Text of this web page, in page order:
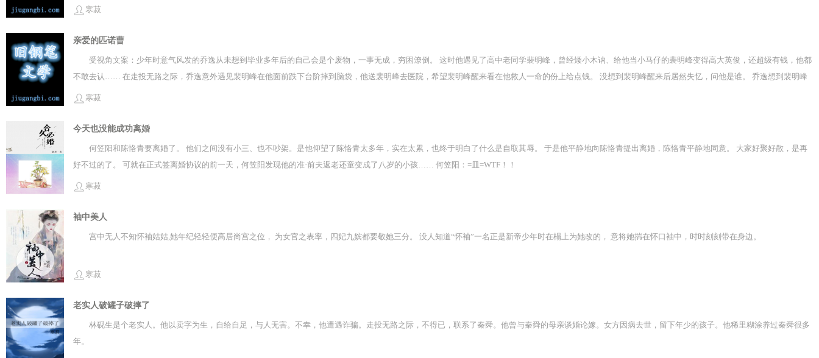
断断续续的梦。梦里他管晏白叫“少爷”，与他做了各种各样不知羞耻的事情。太那什么了，他不好意思和晏白说。*二皮脸纨绔少爷攻x热爱学习感情迟钝受。
寒菽
亲爱的匹诺曹
受视角文案：少年时意气风发的乔逸从未想到毕业多年后的自己会是个废物，一事无成，穷困潦倒。 这时他遇见了高中老同学裴明峰，曾经矮小木讷、给他当小马仔的裴明峰变得高大英俊，还超级有钱，他都
不敢去认…… 在走投无路之际，乔逸意外遇见裴明峰在他面前跌下台阶摔到脑袋，他送裴明峰去医院，希望裴明峰醒来看在他救人一命的份上给点钱。 没想到裴明峰醒来后居然失忆，问他是谁。 乔逸想到裴明峰
的豪车和名表和同学会上的基佬传闻，竟然鬼迷心窍、恬不知耻地说：“我、我是你男朋友……” 攻视角文案：亲爱的，不管是你的愉悦、幸福、快感，还是绝望、痛苦、战栗，你的笑容，你的疤痕，你所有的所
寒菽
今天也没能成功离婚
何笠阳和陈恪青要离婚了。 他们之间没有小三、也不吵架。是他仰望了陈恪青太多年，实在太累，也终于明白了什么是自取其辱。 于是他平静地向陈恪青提出离婚，陈恪青平静地同意。 大家好聚好散，是再
好不过的了。 可就在正式签离婚协议的前一天，何笠阳发现他的准·前夫返老还童变成了八岁的小孩…… 何笠阳：=皿=WTF！！
寒菽
袖中美人
宫中无人不知怀袖姑姑,她年纪轻轻便高居尚宫之位， 为女官之表率，四妃九嫔都要敬她三分。 没人知道“怀袖”一名正是新帝少年时在榻上为她改的， 意将她揣在怀口袖中，时时刻刻带在身边。
寒菽
老实人破罐子破摔了
林砚生是个老实人。他以卖字为生，自给自足，与人无害。不幸，他遭遇诈骗。走投无路之际，不得已，联系了秦舜。他曾与秦舜的母亲谈婚论嫁。女方因病去世，留下年少的孩子。他稀里糊涂养过秦舜很多
年。